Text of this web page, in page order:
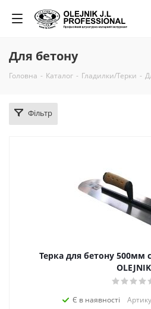
Для бетону
Головна - Каталог - Гладилки/Терки -
Фільтр
Терка для бетону 500мм
OLEJNIK
Є в наявності